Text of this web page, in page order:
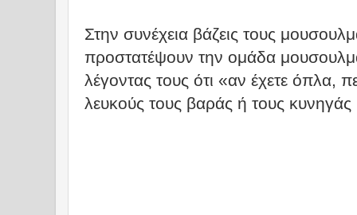
Στην συνέχεια βάζεις τους
προστατέψουν την ομάδα
λέγοντας τους ότι «αν έχετε όπλα,
λευκούς τους βαράς ή τους